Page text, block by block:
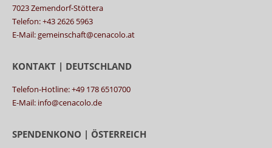
7023 Zemendorf-Stöttera
Telefon: +43 2626 5963
E-Mail: gemeinschaft@cenacolo.at
KONTAKT | DEUTSCHLAND
Telefon-Hotline: +49 178 6510700
E-Mail: info@cenacolo.de
SPENDENKONO | ÖSTERREICH